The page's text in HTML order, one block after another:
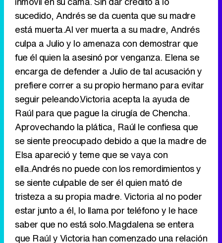
Canción ganadora de Eurovisión 2026: DARA con "Bangaranga" por Bulgaria
sucedido, Andrés se da cuenta que su madre
está muerta.Al ver muerta a su madre, Andrés
culpa a Julio y lo amenaza con demostrar que
fue él quien la asesinó por venganza. Elena se
encarga de defender a Julio de tal acusación y
prefiere correr a su propio hermano para evitar
seguir peleando.Victoria acepta la ayuda de
Raúl para que pague la cirugía de Chencha.
Aprovechando la plática, Raúl le confiesa que
se siente preocupado debido a que la madre de
Elsa apareció y teme que se vaya con
ella.Andrés no puede con los remordimientos y
se siente culpable de ser él quien mató de
tristeza a su propia madre. Victoria al no poder
estar junto a él, lo llama por teléfono y le hace
saber que no está solo.Magdalena se entera
que Raúl y Victoria han comenzado una relación